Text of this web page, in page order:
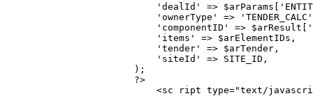
'dealId' =>
'ownerType' =>
'componentID' =>
'items' => $arElementIDs,
'tender' => $arTender,
'siteId' => SITE_ID,
);
?>
<sc ript type="text/